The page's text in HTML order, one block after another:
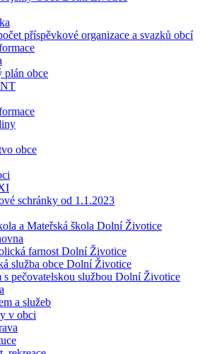
příspěvkové organizace a svazků obcí
plán obce
obce
schránky od 1.1.2023
a Mateřská škola Dolní Životice
farnost Dolní Životice
služba obce Dolní Životice
s pečovatelskou službou Dolní Životice
a služeb
v obci